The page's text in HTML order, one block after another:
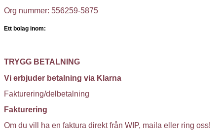
Org nummer: 556259-5875
Ett bolag inom:
TRYGG BETALNING
Vi erbjuder betalning via Klarna
Fakturering/delbetalning
Fakturering
Om du vill ha en faktura direkt från WIP, maila eller ring oss!